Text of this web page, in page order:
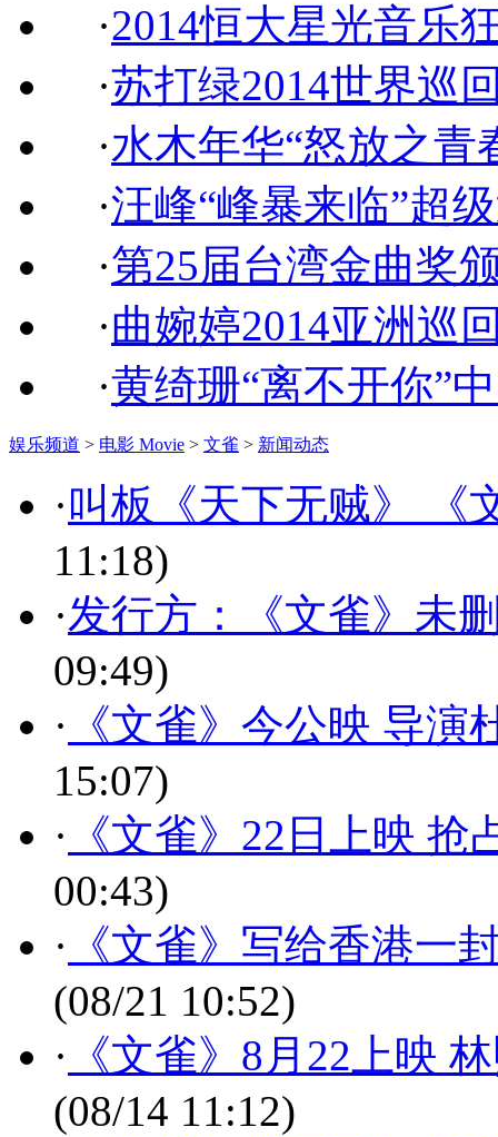
·2014恒大星光音乐
·苏打绿2014世界巡
·水木年华“怒放之青
·汪峰“峰暴来临”超
·第25届台湾金曲奖
·曲婉婷2014亚洲巡
·黄绮珊“离不开你”
娱乐频道 > 电影 Movie > 文雀 > 新闻动态
·叫板《天下无贼》 《
11:18)
·发行方：《文雀》未
09:49)
· 《文雀》今公映 导
15:07)
· 《文雀》22日上映 抢
00:43)
· 《文雀》写给香港一
(08/21 10:52)
· 《文雀》8月22上映
(08/14 11:12)